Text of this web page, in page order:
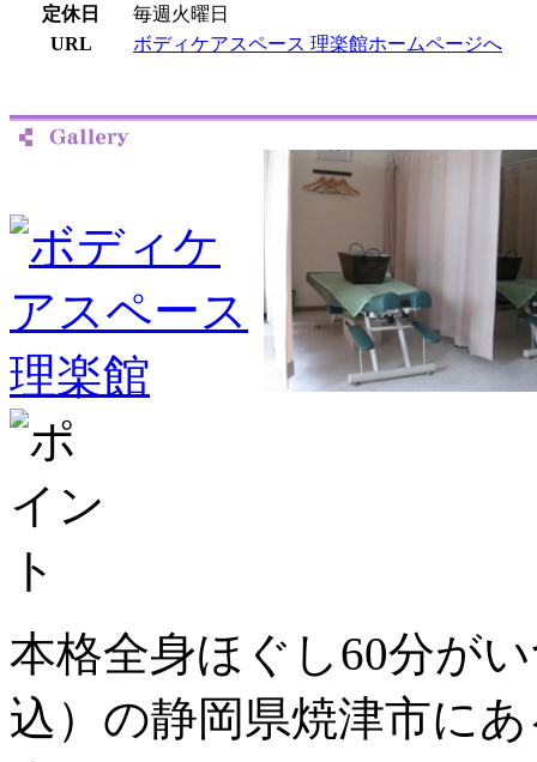
定休日
毎週火曜日
URL
ボディケアスペース 理楽館ホームページへ
本格全身ほぐし60分が
込）の静岡県焼津市に